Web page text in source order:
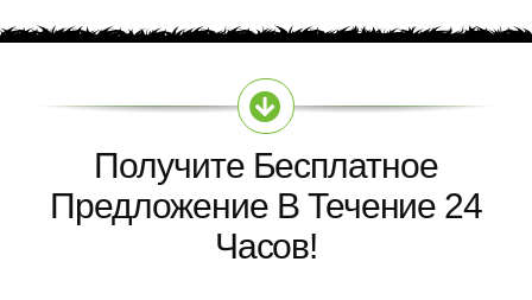
Получите Бесплатное
Предложение В Течение 24
Часов!